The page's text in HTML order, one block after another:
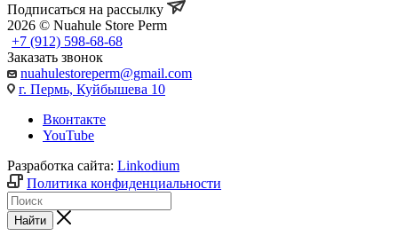
Подписаться на рассылку
2026 © Nuahule Store Perm
+7 (912) 598-68-68
Заказать звонок
nuahulestoreperm@gmail.com
г. Пермь, Куйбышева 10
Вконтакте
YouTube
Разработка сайта: Linkodium
Политика конфиденциальности
Найти